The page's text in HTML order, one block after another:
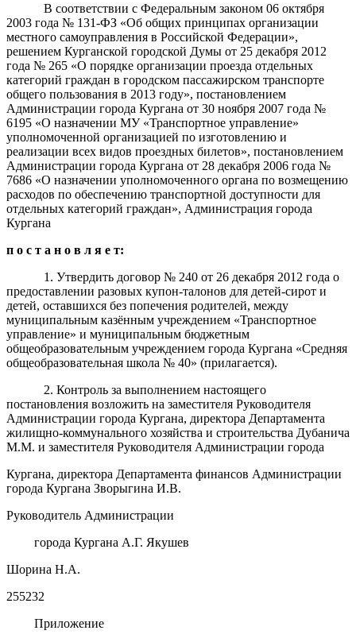
В соответствии с Федеральным законом 06 октября
2003 года № 131-ФЗ «Об общих принципах организации
местного самоуправления в Российской Федерации»,
решением Курганской городской Думы от 25 декабря 2012
года № 265 «О порядке организации проезда отдельных
категорий граждан в городском пассажирском транспорте
общего пользования в 2013 году», постановлением
Администрации города Кургана от 30 ноября 2007 года №
6195 «О назначении МУ «Транспортное управление»
уполномоченной организацией по изготовлению и
реализации всех видов проездных билетов», постановлением
Администрации города Кургана от 28 декабря 2006 года №
7686 «О назначении уполномоченного органа по возмещению
расходов по обеспечению транспортной доступности для
отдельных категорий граждан», Администрация города
Кургана
п о с т а н о в л я е т:
1. Утвердить договор № 240 от 26 декабря 2012 года о
предоставлении разовых купон-талонов для детей-сирот и
детей, оставшихся без попечения родителей, между
муниципальным казённым учреждением «Транспортное
управление» и муниципальным бюджетным
общеобразовательным учреждением города Кургана «Средняя
общеобразовательная школа № 40» (прилагается).
2. Контроль за выполнением настоящего
постановления возложить на заместителя Руководителя
Администрации города Кургана, директора Департамента
жилищно-коммунального хозяйства и строительства Дубанича
М.М. и заместителя Руководителя Администрации города
Кургана, директора Департамента финансов Администрации
города Кургана Зворыгина И.В.
Руководитель Администрации
города Кургана А.Г. Якушев
Шорина Н.А.
255232
Приложение